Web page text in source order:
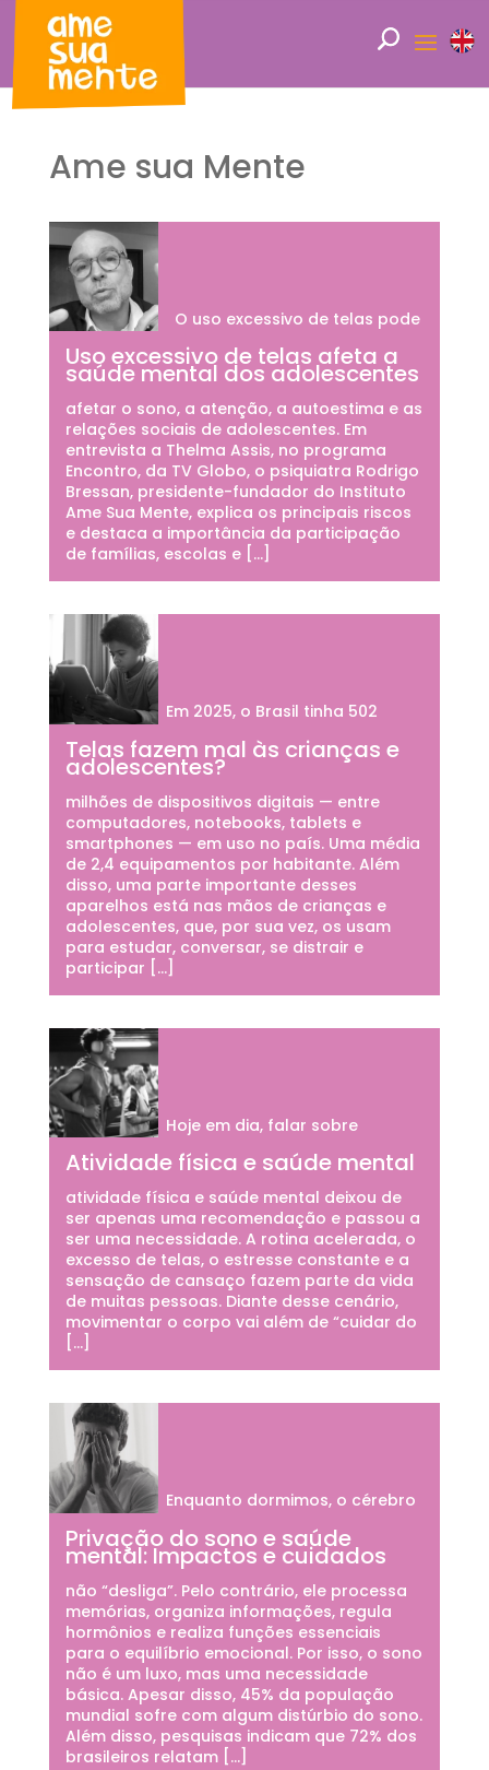
Ame sua Mente
Uso excessivo de telas afeta a
saúde mental dos adolescentes
O uso excessivo de telas pode
afetar o sono, a atenção, a autoestima e as
relações sociais de adolescentes. Em
entrevista a Thelma Assis, no programa
Encontro, da TV Globo, o psiquiatra Rodrigo
Bressan, presidente-fundador do Instituto
Ame Sua Mente, explica os principais riscos
e destaca a importância da participação
de famílias, escolas e […]
Telas fazem mal às crianças e
adolescentes?
Em 2025, o Brasil tinha 502
milhões de dispositivos digitais — entre
computadores, notebooks, tablets e
smartphones — em uso no país. Uma média
de 2,4 equipamentos por habitante. Além
disso, uma parte importante desses
aparelhos está nas mãos de crianças e
adolescentes, que, por sua vez, os usam
para estudar, conversar, se distrair e
participar […]
Atividade física e saúde mental
Hoje em dia, falar sobre
atividade física e saúde mental deixou de
ser apenas uma recomendação e passou a
ser uma necessidade. A rotina acelerada, o
excesso de telas, o estresse constante e a
sensação de cansaço fazem parte da vida
de muitas pessoas. Diante desse cenário,
movimentar o corpo vai além de “cuidar do
[…]
Privação do sono e saúde
mental: Impactos e cuidados
Enquanto dormimos, o cérebro
não “desliga”. Pelo contrário, ele processa
memórias, organiza informações, regula
hormônios e realiza funções essenciais
para o equilíbrio emocional. Por isso, o sono
não é um luxo, mas uma necessidade
básica. Apesar disso, 45% da população
mundial sofre com algum distúrbio do sono.
Além disso, pesquisas indicam que 72% dos
brasileiros relatam […]